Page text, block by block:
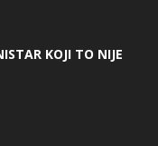
KOJI TO NIJE